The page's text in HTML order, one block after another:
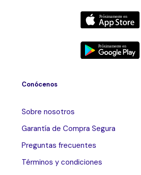
Conócenos
Sobre nosotros
Garantía de Compra Segura
Preguntas frecuentes
Términos y condiciones